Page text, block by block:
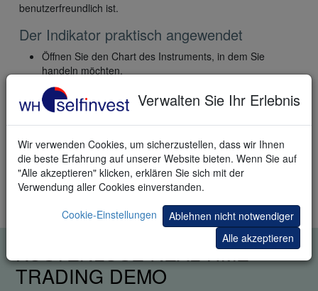
benutzerfreundlich ist.
Der Indikator praktisch angewendet
Öffnen Sie den Chart des Instruments, in dem Sie
handeln möchten.
Wählen Sie im Ordner WHS Proposals den Indikator
Maximum Likelihood.
Konfigurieren Sie die Parameter in der Designerleiste.
Über "AutoOrder" oder "TradeGuard+AutoOrder" können
Orders (halb-)automatisch platziert werden.
Trader lesen auch: 'Trading mit dem DeMark Indikator
'Die 2-in-1 Candle '
Verwalten Sie Ihr Erlebnis
Wir verwenden Cookies, um sicherzustellen, dass wir Ihnen
die beste Erfahrung auf unserer Website bieten. Wenn Sie auf
"Alle akzeptieren" klicken, erklären Sie sich mit der
Verwendung aller Cookies einverstanden.
Cookie-Einstellungen
Ablehnen nicht notwendiger
Alle akzeptieren
KOSTENLOSE REAL-TIME
TRADING DEMO